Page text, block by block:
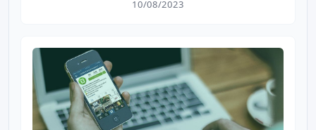
10/08/2023